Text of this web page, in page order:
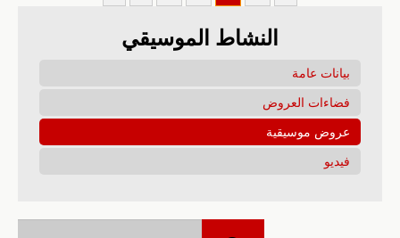
النشاط الموسيقي
بيانات عامة
فضاءات العروض
عروض موسيقية
فيديو